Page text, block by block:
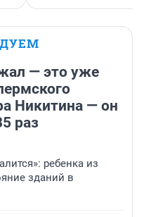
— это уже
Никитина — он
раз
ребенка из
зданий в